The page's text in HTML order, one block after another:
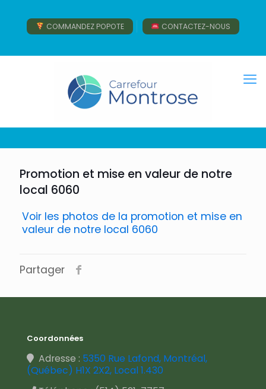
COMMANDEZ POPOTE CONTACTEZ-NOUS
Promotion et mise en valeur de notre
local 6060
Voir les photos de la promotion et mise en
valeur de notre local 6060
Partager
Coordonnées
Adresse : 5350 Rue Lafond, Montréal,
(Québec) H1X 2X2, Local 1.430